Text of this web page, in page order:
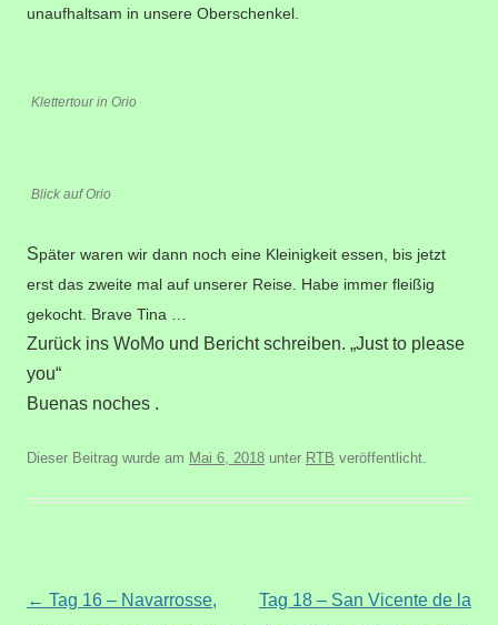
unaufhaltsam in unsere Oberschenkel.
Klettertour in Orio
Blick auf Orio
Später waren wir dann noch eine Kleinigkeit essen, bis jetzt
erst das zweite mal auf unserer Reise. Habe immer fleißig
gekocht. Brave Tina …
Zurück ins WoMo und Bericht schreiben. „Just to please
you“
Buenas noches .
Dieser Beitrag wurde am Mai 6, 2018 unter RTB veröffentlicht.
Beitragsnavigation
← Tag 16 – Navarrosse,
Tag 18 – San Vicente de la